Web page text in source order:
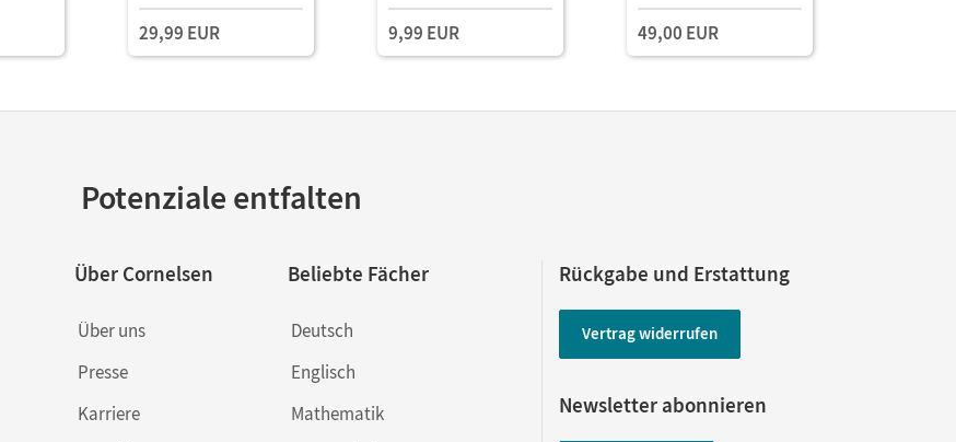
29,99 EUR 9,99 EUR
und Planungstools
49,00 EUR
Potenziale entfalten
Über Cornelsen
Über uns
Presse
Karriere
Beliebte Fächer
Deutsch
Englisch
Mathematik
Rückgabe und Erstattung
Vertrag widerrufen
Newsletter abonnieren